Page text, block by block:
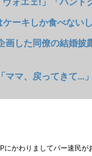
ーキしか食べない
画した同僚の結婚披
ママ、戻ってきて…
にかわりましてパー速民が